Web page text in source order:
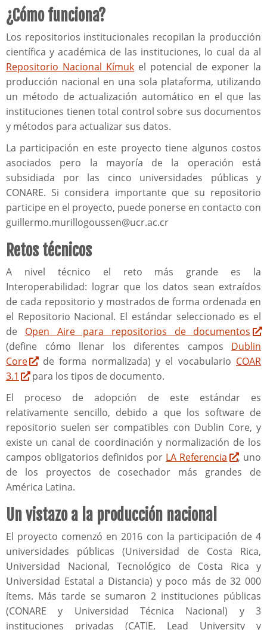
¿Cómo funciona?
Los repositorios institucionales recopilan la producción
científica y académica de las instituciones, lo cual da al
Repositorio Nacional Kímuk el potencial de exponer la
producción nacional en una sola plataforma, utilizando
un método de actualización automático en el que las
instituciones tienen total control sobre sus documentos
y métodos para actualizar sus datos.
La participación en este proyecto tiene algunos costos
asociados pero la mayoría de la operación está
subsidiada por las cinco universidades públicas y
CONARE. Si considera importante que su repositorio
participe en el proyecto, puede ponerse en contacto con
guillermo.murillogoussen@ucr.ac.cr
Retos técnicos
A nivel técnico el reto más grande es la
Interoperabilidad: lograr que los datos sean extraídos
de cada repositorio y mostrados de forma ordenada en
el Repositorio Nacional. El estándar seleccionado es el
de Open Aire para repositorios de documentos
(define cómo llenar los diferentes campos Dublin
Core
de forma normalizada) y el vocabulario COAR
3.1
para los tipos de documento.
El proceso de adopción de este estándar es
relativamente sencillo, debido a que los software de
repositorio suelen ser compatibles con Dublin Core, y
existe un canal de coordinación y normalización de los
campos obligatorios definidos por LA Referencia
, uno
de los proyectos de cosechador más grandes de
América Latina.
Un vistazo a la producción nacional
El proyecto comenzó en 2016 con la participación de 4
universidades públicas (Universidad de Costa Rica,
Universidad Nacional, Tecnológico de Costa Rica y
Universidad Estatal a Distancia) y poco más de 32 000
ítems. Más tarde se sumaron 2 instituciones públicas
(CONARE y Universidad Técnica Nacional) y 3
instituciones privadas (CATIE, Lead University y